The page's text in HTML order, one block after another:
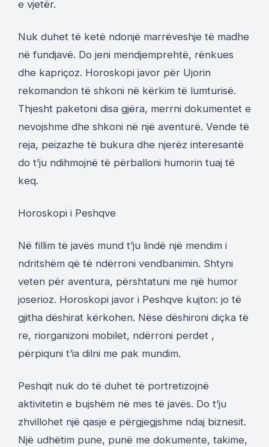
e vjetër.
Nuk duhet të ketë ndonjë marrëveshje të madhe
në fundjavë. Do jeni mendjemprehtë, rënkues
dhe kapriçoz. Horoskopi javor për Ujorin
rekomandon të shkoni në kërkim të lumturisë.
Thjesht paketoni disa gjëra, merrni dokumentet e
nevojshme dhe shkoni në një aventurë. Vende të
reja, peizazhe të bukura dhe njerëz interesantë
do t’ju ndihmojnë të përballoni humorin tuaj të
keq.
Horoskopi i Peshqve
Në fillim të javës mund t’ju lindë një mendim i
ndritshëm që të ndërroni vendbanimin. Shtyni
veten për aventura, përshtatuni me një humor
joserioz. Horoskopi javor i Peshqve kujton: jo të
gjitha dëshirat kërkohen. Nëse dëshironi diçka të
re, riorganizoni mobilet, ndërroni perdet ,
përpiquni t’ia dilni me pak mundim.
Peshqit nuk do të duhet të portretizojnë
aktivitetin e bujshëm në mes të javës. Do t’ju
zhvillohet një qasje e përgjegjshme ndaj biznesit.
Një udhëtim pune, punë me dokumente, takime,